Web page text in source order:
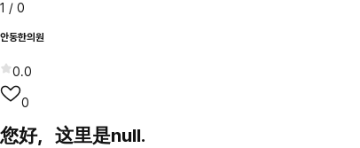
1 / 0
안동한의원
0.0
0
您好，这里是null.